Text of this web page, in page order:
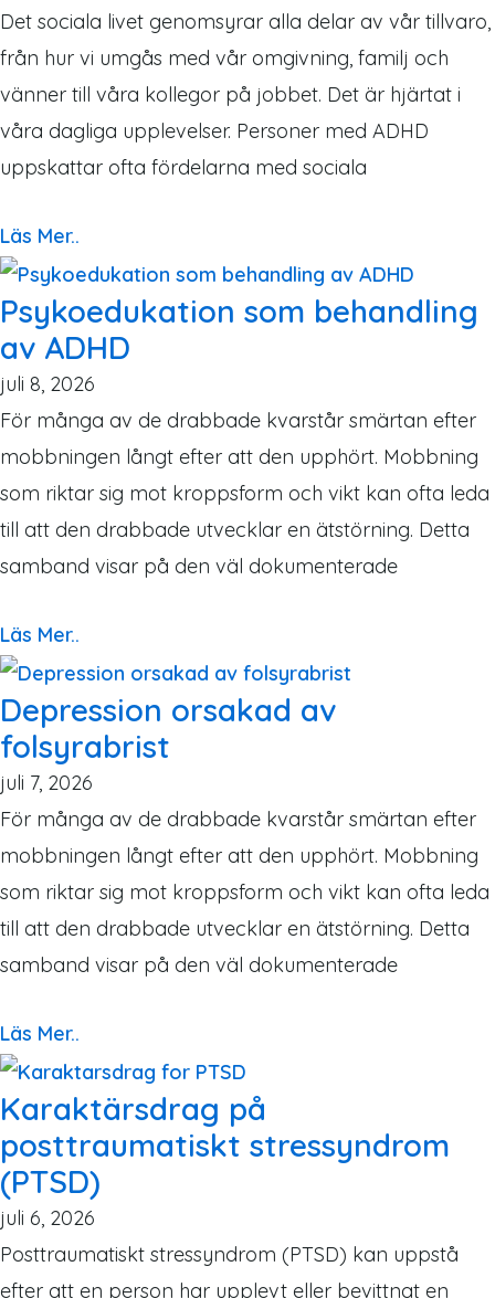
Det sociala livet genomsyrar alla delar av vår tillvaro,
från hur vi umgås med vår omgivning, familj och
vänner till våra kollegor på jobbet. Det är hjärtat i
våra dagliga upplevelser. Personer med ADHD
uppskattar ofta fördelarna med sociala
Läs Mer..
Psykoedukation som behandling
av ADHD
juli 8, 2026
För många av de drabbade kvarstår smärtan efter
mobbningen långt efter att den upphört. Mobbning
som riktar sig mot kroppsform och vikt kan ofta leda
till att den drabbade utvecklar en ätstörning. Detta
samband visar på den väl dokumenterade
Läs Mer..
Depression orsakad av
folsyrabrist
juli 7, 2026
För många av de drabbade kvarstår smärtan efter
mobbningen långt efter att den upphört. Mobbning
som riktar sig mot kroppsform och vikt kan ofta leda
till att den drabbade utvecklar en ätstörning. Detta
samband visar på den väl dokumenterade
Läs Mer..
Karaktärsdrag på
posttraumatiskt stressyndrom
(PTSD)
juli 6, 2026
Posttraumatiskt stressyndrom (PTSD) kan uppstå
efter att en person har upplevt eller bevittnat en